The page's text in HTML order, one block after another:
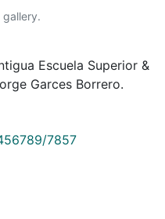
gallery.
Escuela Superior &
Garces Borrero.
7857